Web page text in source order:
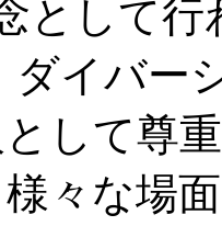
として
イバー
して尊
様々な場